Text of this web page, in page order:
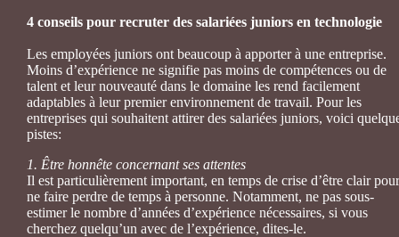
4 conseils pour recruter des salariées juniors en technologie
Les employées juniors ont beaucoup à apporter à une entreprise.
Moins d’expérience ne signifie pas moins de compétences ou de
talent et leur nouveauté dans le domaine les rend facilement
adaptables à leur premier environnement de travail. Pour les
entreprises qui souhaitent attirer des salariées juniors, voici
pistes:
1. Être honnête concernant ses attentes
Il est particulièrement important, en temps de crise d’être clair pour
ne faire perdre de temps à personne. Notamment, ne pas sous-
estimer le nombre d’années d’expérience nécessaires, si vous
cherchez quelqu’un avec de l’expérience, dites-le.